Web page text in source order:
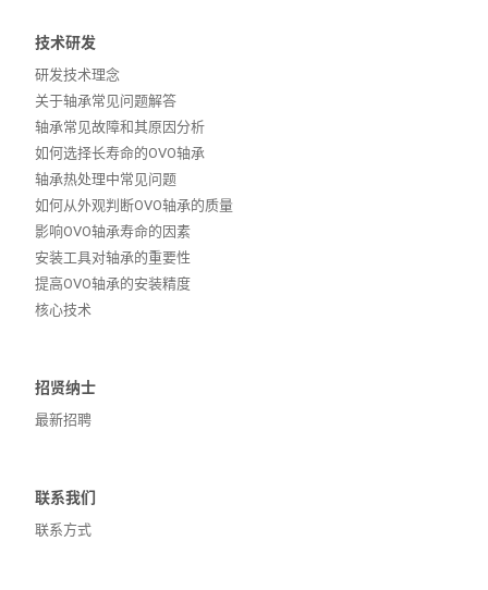
技术研发
研发技术理念
关于轴承常见问题解答
轴承常见故障和其原因分析
如何选择长寿命的OVO轴承
轴承热处理中常见问题
如何从外观判断OVO轴承的质量
影响OVO轴承寿命的因素
安装工具对轴承的重要性
提高OVO轴承的安装精度
核心技术
招贤纳士
最新招聘
联系我们
联系方式